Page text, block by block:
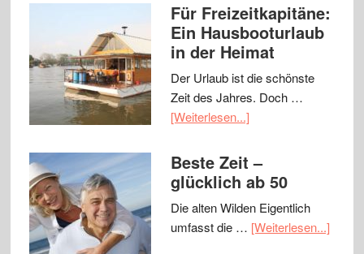
Für Freizeitkapitäne:
Ein Hausbooturlaub
in der Heimat
Der Urlaub ist die schönste
Zeit des Jahres. Doch …
[Weiterlesen...]
Beste Zeit –
glücklich ab 50
Die alten Wilden Eigentlich
umfasst die … [Weiterlesen...]